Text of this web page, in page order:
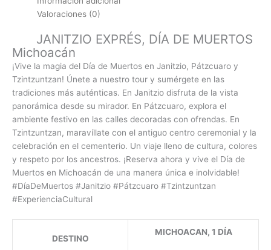
Valoraciones (0)
JANITZIO EXPRÉS, DÍA DE MUERTOS
Michoacán
¡Vive la magia del Día de Muertos en Janitzio, Pátzcuaro y
Tzintzuntzan! Únete a nuestro tour y sumérgete en las
tradiciones más auténticas. En Janitzio disfruta de la vista
panorámica desde su mirador. En Pátzcuaro, explora el
ambiente festivo en las calles decoradas con ofrendas. En
Tzintzuntzan, maravíllate con el antiguo centro ceremonial y la
celebración en el cementerio. Un viaje lleno de cultura, colores
y respeto por los ancestros. ¡Reserva ahora y vive el Día de
Muertos en Michoacán de una manera única e inolvidable!
#DíaDeMuertos #Janitzio #Pátzcuaro #Tzintzuntzan
#ExperienciaCultural
DESTINO
MICHOACAN, 1 DÍA